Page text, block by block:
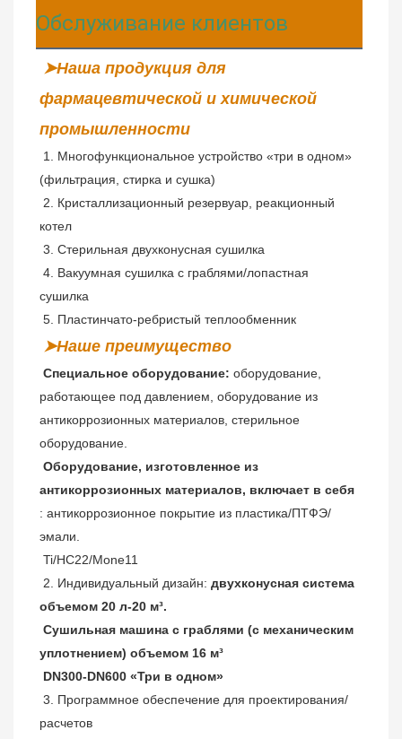
Обслуживание клиентов
➤Наша продукция для
фармацевтической и химической
промышленности
(фильтрация, стирка и сушка)
2. Кристаллизационный резервуар, реакционный
котел
3. Стерильная двухконусная сушилка
сушилка
5. Пластинчато-ребристый теплообменник
➤Наше преимущество
Специальное оборудование: оборудование,
работающее под давлением, оборудование из
антикоррозионных материалов, стерильное
оборудование.
Оборудование, изготовленное из
антикоррозионных материалов, включает в себя
: антикоррозионное покрытие из пластика/ПТФЭ/
эмали.
Ti/HC22/Mone11
2. Индивидуальный дизайн: двухконусная система
объемом 20 л-20 м³.
уплотнением) объемом 16 м³
DN300-DN600 «Три в одном»
расчетов